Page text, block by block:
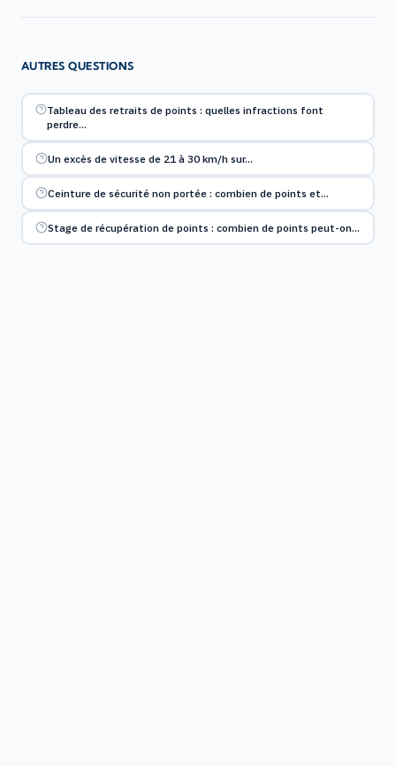
AUTRES QUESTIONS
Tableau des retraits de points : quelles infractions font
perdre…
Un excès de vitesse de 21 à 30 km/h sur…
Ceinture de sécurité non portée : combien de points et…
Stage de récupération de points : combien de points peut-on…